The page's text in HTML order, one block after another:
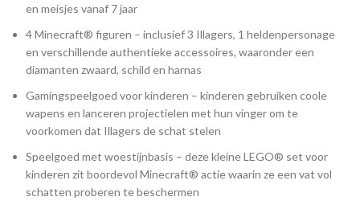
en meisjes vanaf 7 jaar
4 Minecraft® figuren – inclusief 3 Illagers, 1 heldenpersonage
en verschillende authentieke accessoires, waaronder een
diamanten zwaard, schild en harnas
Gamingspeelgoed voor kinderen – kinderen gebruiken coole
wapens en lanceren projectielen met hun vinger om te
voorkomen dat Illagers de schat stelen
Speelgoed met woestijnbasis – deze kleine LEGO® set voor
kinderen zit boordevol Minecraft® actie waarin ze een vat vol
schatten proberen te beschermen